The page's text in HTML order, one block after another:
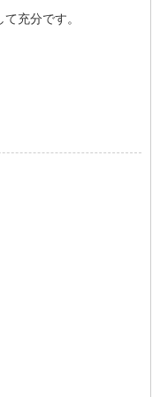
充分です。